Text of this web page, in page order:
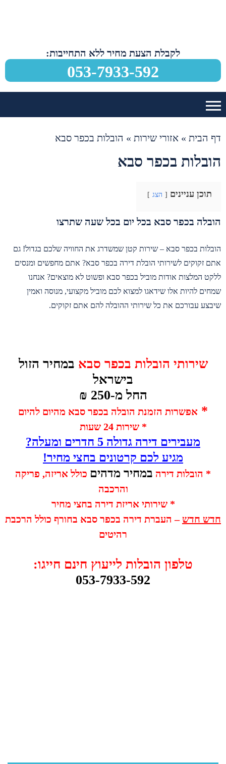
לקבלת הצעת מחיר ללא התחייבות:
053-7933-592
דף הבית » אזורי שירות » הובלות בכפר סבא
הובלות בכפר סבא
תוכן עניינים הצג
הובלה בכפר סבא בכל יום בכל שעה שתרצו
הובלות בכפר סבא – שירות קטן שמשדרג את החוויה שלכם בגדול! גם
אתם זקוקים לשירותי הובלת דירה בכפר סבא? אתם מחפשים ומנסים
ללקט המלצות אודות מוביל בכפר סבא ופשוט לא מוצאים? אנחנו
שמחים להיות אלו שידאגו למצוא לכם מוביל מקצועי, מנוסה ואמין
שיבצע עבורכם את כל שירותי ההובלה להם אתם זקוקים.
שירותי הובלות בכפר סבא במחיר הזול
בישראל
החל מ-250 ₪
* אפשרות הזמנת הובלה בכפר סבא מהיום להיום
* שירות 24 שעות
מעבירים דירה גדולה 5 חדרים ומעלה?
מגיע לכם קרטונים בחצי מחיר!
* הובלות דירה במחיר מדהים כולל אריזה, פריקה
והרכבה
* שירותי אריזת דירה בחצי מחיר
חדש חדש– העברת דירה בכפר סבא בחורף כולל הרכבת
רהיטים
טלפון הובלות לייעוץ חינם חייגו:
053-7933-592